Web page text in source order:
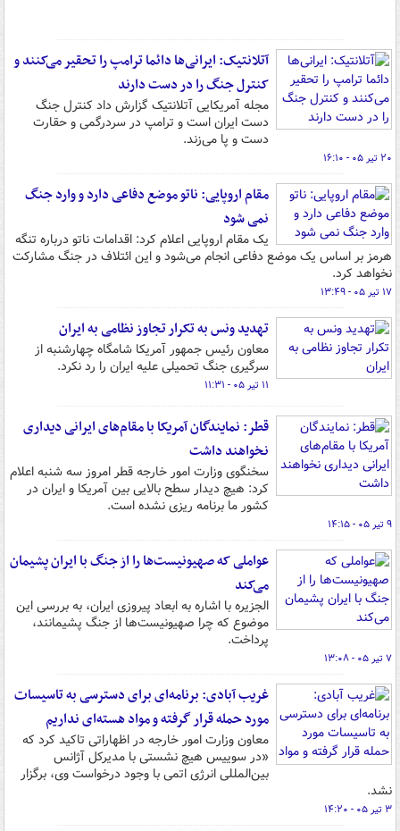
آتلانتیک: ایرانی‌ها دائما ترامپ را تحقیر می‌کنند و
کنترل جنگ را در دست دارند
مجله آمریکایی آتلانتیک گزارش داد کنترل جنگ
دست ایران است و ترامپ در سردرگمی و حقارت
دست و پا می‌زند.
۲۰ تیر ۰۵ - ۱۶:۱۰
مقام اروپایی: ناتو موضع دفاعی دارد و وارد جنگ
نمی شود
یک مقام اروپایی اعلام کرد: اقدامات ناتو درباره تنگه
هرمز بر اساس یک موضع دفاعی انجام می‌شود و این ائتلاف در جنگ مشارکت
نخواهد کرد.
۱۷ تیر ۰۵ - ۱۳:۴۹
تهدید ونس به تکرار تجاوز نظامی به ایران
معاون رئیس جمهور آمریکا شامگاه چهارشنبه از
سرگیری جنگ تحمیلی علیه ایران را رد نکرد.
۱۱ تیر ۰۵ - ۱۱:۳۱
قطر: نمایندگان آمریکا با مقام‌های ایرانی دیداری
نخواهند داشت
سخنگوی وزارت امور خارجه قطر امروز سه شنبه اعلام
کرد: هیچ دیدار سطح بالایی بین آمریکا و ایران در
کشور ما برنامه ریزی نشده است.
۹ تیر ۰۵ - ۱۴:۱۵
عواملی که صهیونیست‌ها را از جنگ با ایران پشیمان
می‌کند
الجزیره با اشاره به ابعاد پیروزی ایران، به بررسی این
موضوع که چرا صهیونیست‌ها از جنگ پشیمانند،
پرداخت.
۷ تیر ۰۵ - ۱۳:۰۸
غریب آبادی: برنامه‌ای برای دسترسی به تاسیسات
مورد حمله قرار گرفته و مواد هسته‌ای نداریم
معاون وزارت امور خارجه در اظهاراتی تاکید کرد که
«در سوییس هیچ نشستی با مدیرکل آژانس‌
بین‌المللی انرژی اتمی با وجود درخواست وی، برگزار
نشد.
۳ تیر ۰۵ - ۱۴:۲۰